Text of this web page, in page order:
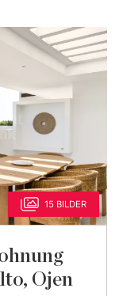
15 BILDER
Ojen